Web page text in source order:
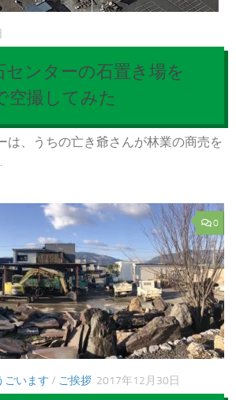
センターの石置き場を
空撮してみた
は、うちの亡き爺さんが林業の商売を
0
ごいます / ご挨拶 2017年12月30日